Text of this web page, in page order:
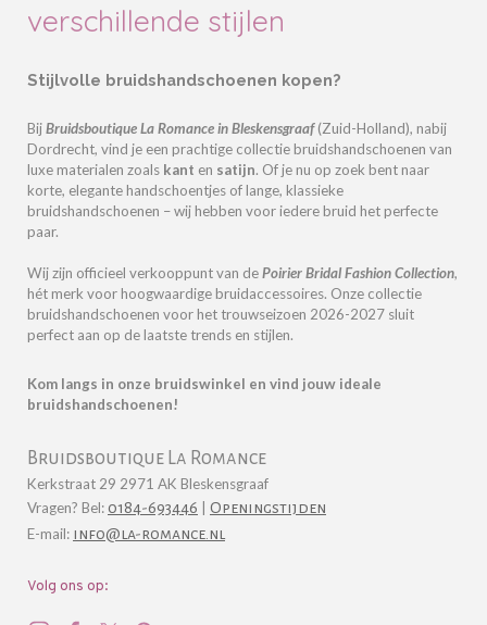
verschillende stijlen
Stijlvolle bruidshandschoenen kopen?
BijBruidsboutique La Romancein Bleskensgraaf(Zuid-Holland), nabij
Dordrecht, vind je een prachtige collectiebruidshandschoenen van
luxe materialen zoals kant en satijn. Of je nu op zoek bent naar
korte, elegante handschoentjes of lange, klassieke
bruidshandschoenen – wij hebben voor iedere bruid het perfecte
paar.
Wij zijn officieel verkooppunt van dePoirier Bridal Fashion Collection,
hét merk voor hoogwaardige bruidaccessoires. Onze collectie
bruidshandschoenen voor het trouwseizoen 2026-2027 sluit
perfect aan op de laatste trends en stijlen.
Kom langs in onze bruidswinkel en vind jouw ideale
bruidshandschoenen!
Bruidsboutique La Romance
Kerkstraat 29 2971 AK Bleskensgraaf
Vragen? Bel: 0184-693446
Openingstijden
E-mail: info@la-romance.nl
Volg ons op: